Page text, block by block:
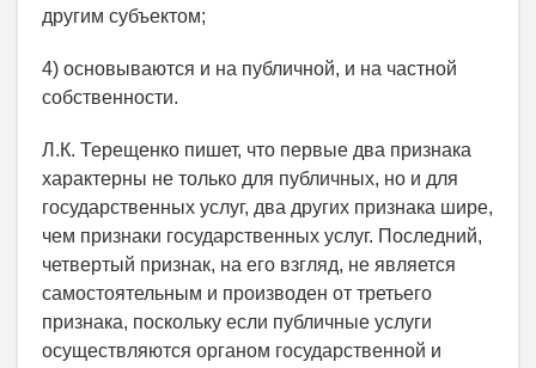
другим субъектом;
4) основываются и на публичной, и на частной
собственности.
Л.К. Терещенко пишет, что первые два признака
характерны не только для публичных, но и для
государственных услуг, два других признака шире,
чем признаки государственных услуг. Последний,
четвертый признак, на его взгляд, не является
самостоятельным и производен от третьего
признака, поскольку если публичные услуги
осуществляются органом государственной и